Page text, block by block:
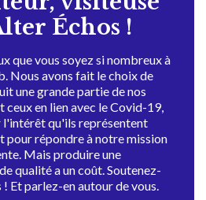
Échos !
que vous soyez si nombreux à
Nous avons fait le choix de
une grande partie de nos
ceux en lien avec le Covid-19,
l'intérêt qu'ils représentent
pour répondre à notre mission
Mais produire une
qualité a un coût. Soutenez-
Et parlez-en autour de vous.